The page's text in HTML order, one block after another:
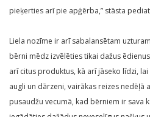
pieķerties arī pie apģērba,” stāsta
Liela nozīme ir arī sabalansētam
bērni mēdz izvēlēties tikai dažus
arī citus produktus, kā arī jāseko līdzi,
augli un dārzeni, vairākas reizes nedēļā
pusaudžu vecumā, kad bērniem ir sava